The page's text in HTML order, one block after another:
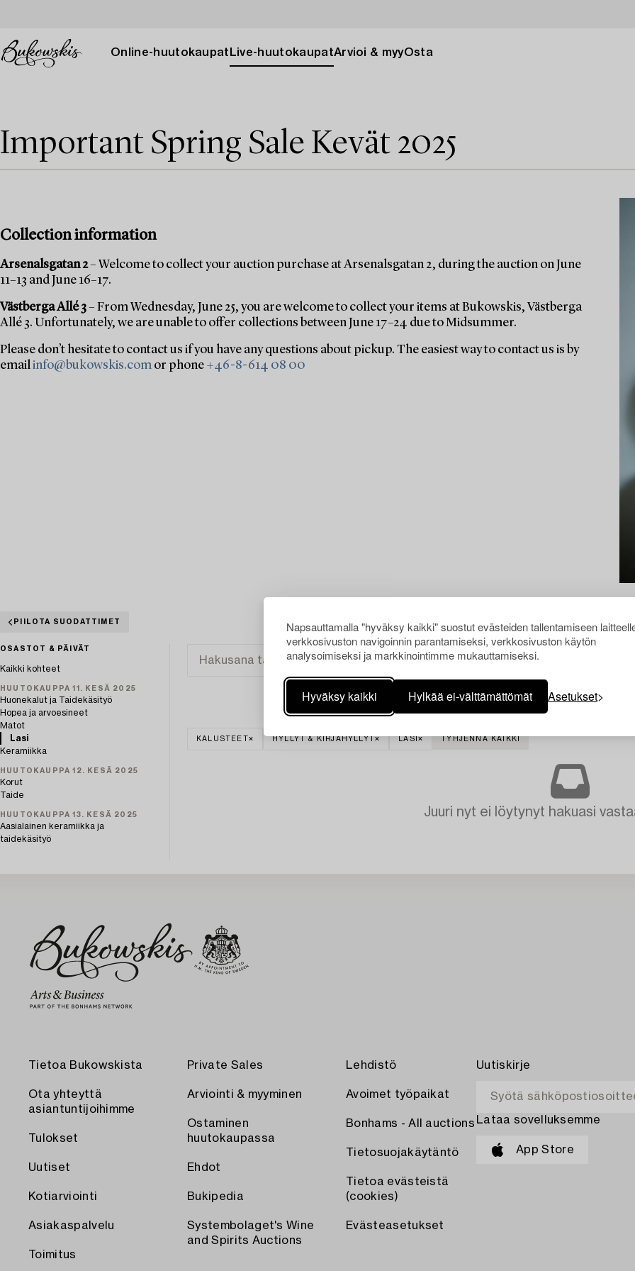
Napsauttamalla "hyväksy kaikki" suostut evästeiden tallentamiseen
verkkosivuston navigoinnin parantamiseksi, verkkosivuston käytön
analysoimiseksi ja markkinointimme mukauttamiseksi.
Hyväksy kaikki Hylkää ei-välttämättömät Asetukset
Online-huutokaupat Live-huutokaupatArvioi & myyOsta
Important Spring Sale Kevät 2025
Collection information
Arsenalsgatan 2– Welcome to collect your auction purchase at Arsenalsgatan 2, during the auction on June
11–13 and June 16–17.
Västberga Allé 3– From Wednesday, June 25, you are welcome to collect your items at Bukowskis, Västberga
Allé 3. Unfortunately, we are unable to offer collections between June 17–24 due to Midsummer.
Please don’t hesitate to contact us if you have any questions about pickup. The easiest way to contact us is by
emailinfo@bukowskis.com or phone +46-8-614 08 00
PIILOTA SUODATTIMET
OSASTOT & PÄIVÄT
Kaikki kohteet
HUUTOKAUPPA 11. KESÄ 2025
Huonekalut ja Taidekäsityö
Hopea ja arvoesineet
Matot
Lasi
Keramiikka
HUUTOKAUPPA 12. KESÄ 2025
Korut
Taide
HUUTOKAUPPA 13. KESÄ 2025
Aasialainen keramiikka ja
taidekäsityö
KALUSTEET HYLLYT & KIRJAHYLLYT LASI TYHJENNÄ KAIKKI
Juuri nyt ei löytynyt hakuasi
Tietoa Bukowskista
Ota yhteyttä
asiantuntijoihimme
Tulokset
Uutiset
Kotiarviointi
Asiakaspalvelu
Toimitus
Private Sales
Arviointi & myyminen
Ostaminen
huutokaupassa
Ehdot
Bukipedia
Systembolaget's Wine
and Spirits Auctions
Lehdistö
Avoimet työpaikat
Bonhams - All auctions
Tietosuojakäytäntö
Tietoa evästeistä
(cookies)
Evästeasetukset
Uutiskirje
Lataa sovelluksemme
App Store